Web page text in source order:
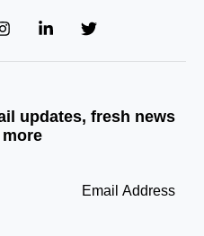
updates, fresh news